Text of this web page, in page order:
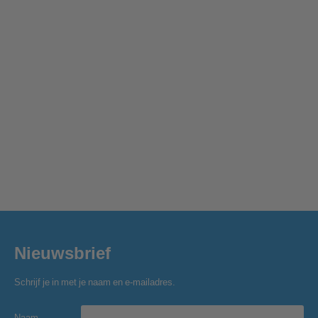
Nieuwsbrief
Schrijf je in met je naam en e-mailadres.